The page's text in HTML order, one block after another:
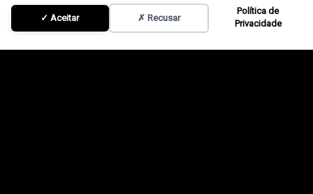
✓ Aceitar ✗ Recusar
Política de
Privacidade